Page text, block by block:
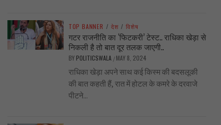
TOP BANNER / देश / विशेष
गटर राजनीति का ‘फिटकरी’ टेस्ट.. राधिका खेड़ा से
निकली है तो बात दूर तलक जाएगी..
BY POLITICSWALA / MAY 8, 2024
राधिका खेड़ा अपने साथ कई किस्म की बदसलूकी
की बात कहती हैं, रात में होटल के कमरे के दरवाजे
पीटने...